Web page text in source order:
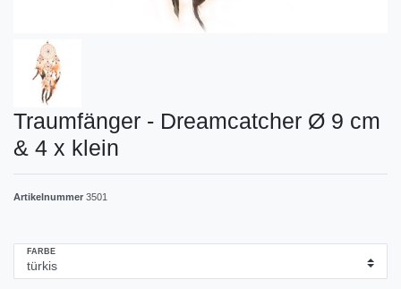
Traumfänger - Dreamcatcher Ø 9 cm
& 4 x klein
Artikelnummer 3501
FARBE